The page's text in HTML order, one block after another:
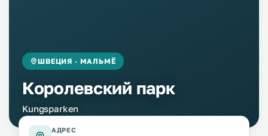
ШВЕЦИЯ · МАЛЬМЁ
Королевский парк
Kungsparken
АДРЕС